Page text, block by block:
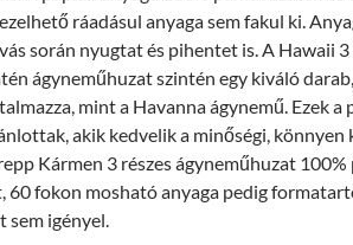
ráadásul anyaga sem fakul ki.
során nyugtat és pihentet is. A Hawaii 3
ágyneműhuzat szintén egy kiváló
mint a Havanna ágynemű. Ezek a
akik kedvelik a minőségi, könnyen
Kármen 3 részes ágyneműhuzat
60 fokon mosható anyaga pedig
sem igényel.